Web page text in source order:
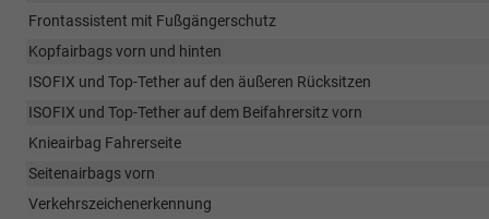
Frontassistent mit Fußgängerschutz
Kopfairbags vorn und hinten
ISOFIX und Top-Tether auf den äußeren Rücksitzen
ISOFIX und Top-Tether auf dem Beifahrersitz vorn
Knieairbag Fahrerseite
Seitenairbags vorn
Verkehrszeichenerkennung